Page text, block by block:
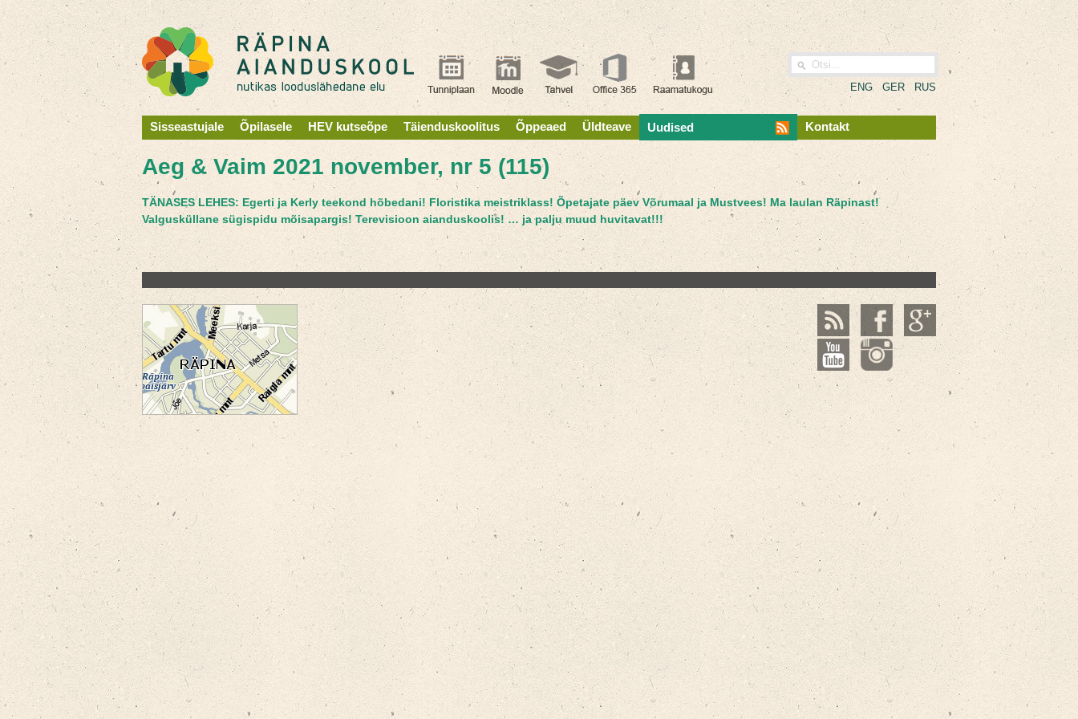
ENG GER RUS
Sisseastujale Õpilasele HEV kutseõpe Täienduskoolitus Õppeaed Üldteave Uudised Kontakt
Aeg & Vaim 2021 november, nr 5 (115)
TÄNASES LEHES: Egerti ja Kerly teekond hõbedani! Floristika meistriklass! Õpetajate päev Võrumaal ja Mustvees! Ma laulan Räpinast!
Valgusküllane sügispidu mõisapargis! Terevisioon aianduskoolis! … ja palju muud huvitavat!!!